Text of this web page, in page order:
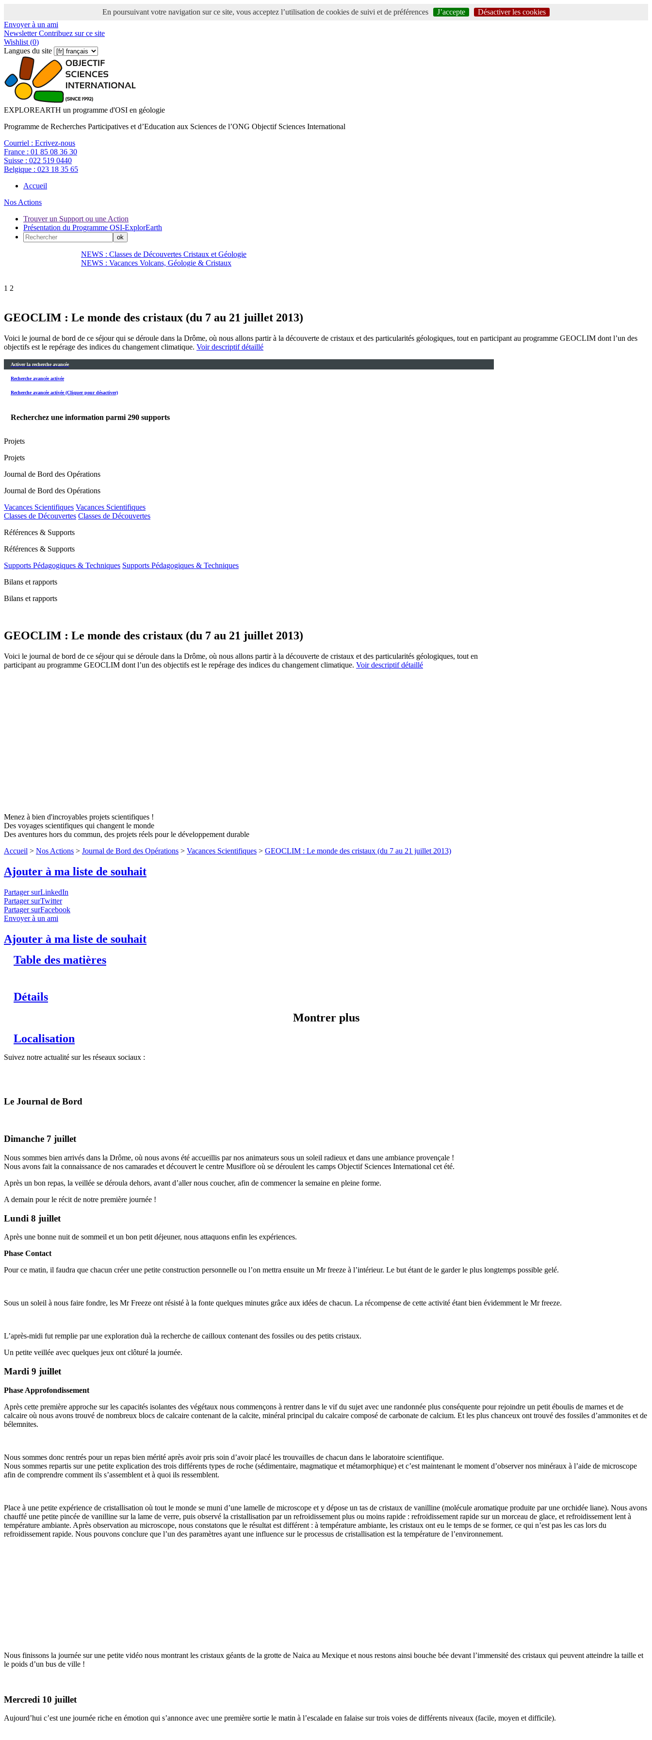
En poursuivant votre navigation sur ce site, vous acceptez l’utilisation de cookies de suivi et de préférences J’accepte
Désactiver les cookies
Envoyer à un ami
NewsletterContribuez sur ce site
Wishlist (0)
Langues du site
EXPLOREARTH un programme d'OSI en géologie
Programme de Recherches Participatives et d’Education aux Sciences de l’ONG Objectif Sciences International
Courriel : Ecrivez-nous
France : 01 85 08 36 30
Suisse : 022 519 0440
Belgique : 023 18 35 65
Accueil
Nos Actions
Trouver un Support ou une Action
Présentation du Programme OSI-ExplorEarth
NEWS : Classes de Découvertes Cristaux et Géologie
NEWS : Vacances Volcans, Géologie & Cristaux
1 2
GEOCLIM : Le monde des cristaux (du 7 au 21 juillet 2013)
Voici le journal de bord de ce séjour qui se déroule dans la Drôme, où nous allons partir à la découverte de cristaux et des particularités géologiques, tout en participant au programme GEOCLIM dont l’un des
objectifs est le repérage des indices du changement climatique. Voir descriptif détaillé
Activer la recherche avancée
Recherche avancée activée
Recherche avancée activée (Cliquer pour désactiver)
Recherchez une information parmi 290 supports
Projets
Projets
Journal de Bord des Opérations
Journal de Bord des Opérations
Vacances Scientifiques Vacances Scientifiques
Classes de Découvertes Classes de Découvertes
Références & Supports
Références & Supports
Supports Pédagogiques & Techniques Supports Pédagogiques & Techniques
Bilans et rapports
Bilans et rapports
GEOCLIM : Le monde des cristaux (du 7 au 21 juillet 2013)
Voici le journal de bord de ce séjour qui se déroule dans la Drôme, où nous allons partir à la découverte de cristaux et des particularités géologiques, tout en
participant au programme GEOCLIM dont l’un des objectifs est le repérage des indices du changement climatique. Voir descriptif détaillé
Menez à bien d'incroyables projets scientifiques !
Des voyages scientifiques qui changent le monde
Des aventures hors du commun, des projets réels pour le développement durable
Accueil > Nos Actions > Journal de Bord des Opérations > Vacances Scientifiques > GEOCLIM : Le monde des cristaux (du 7 au 21 juillet 2013)
Ajouter à ma liste de souhait
Partager surLinkedIn
Partager surTwitter
Partager surFacebook
Envoyer à un ami
Ajouter à ma liste de souhait
Table des matières
Détails
Montrer plus
Localisation
Suivez notre actualité sur les réseaux sociaux :
Le Journal de Bord
Dimanche 7 juillet
Nous sommes bien arrivés dans la Drôme, où nous avons été accueillis par nos animateurs sous un soleil radieux et dans une ambiance provençale !
Nous avons fait la connaissance de nos camarades et découvert le centre Musiflore où se déroulent les camps Objectif Sciences International cet été.
Après un bon repas, la veillée se déroula dehors, avant d’aller nous coucher, afin de commencer la semaine en pleine forme.
A demain pour le récit de notre première journée !
Lundi 8 juillet
Après une bonne nuit de sommeil et un bon petit déjeuner, nous attaquons enfin les expériences.
Phase Contact
Pour ce matin, il faudra que chacun créer une petite construction personnelle ou l’on mettra ensuite un Mr freeze à l’intérieur. Le but étant de le garder le plus longtemps possible gelé.
Sous un soleil à nous faire fondre, les Mr Freeze ont résisté à la fonte quelques minutes grâce aux idées de chacun. La récompense de cette activité étant bien évidemment le Mr freeze.
L’après-midi fut remplie par une exploration duà la recherche de cailloux contenant des fossiles ou des petits cristaux.
Un petite veillée avec quelques jeux ont clôturé la journée.
Mardi 9 juillet
Phase Approfondissement
Après cette première approche sur les capacités isolantes des végétaux nous commençons à rentrer dans le vif du sujet avec une randonnée plus conséquente pour rejoindre un petit éboulis de marnes et de
calcaire où nous avons trouvé de nombreux blocs de calcaire contenant de la calcite, minéral principal du calcaire composé de carbonate de calcium. Et les plus chanceux ont trouvé des fossiles d’ammonites et de
bélemnites.
Nous sommes donc rentrés pour un repas bien mérité après avoir pris soin d’avoir placé les trouvailles de chacun dans le laboratoire scientifique.
Nous sommes repartis sur une petite explication des trois différents types de roche (sédimentaire, magmatique et métamorphique) et c’est maintenant le moment d’observer nos minéraux à l’aide de microscope
afin de comprendre comment ils s’assemblent et à quoi ils ressemblent.
Place à une petite expérience de cristallisation où tout le monde se muni d’une lamelle de microscope et y dépose un tas de cristaux de vanilline (molécule aromatique produite par une orchidée liane). Nous avons
chauffé une petite pincée de vanilline sur la lame de verre, puis observé la cristallisation par un refroidissement plus ou moins rapide : refroidissement rapide sur un morceau de glace, et refroidissement lent à
température ambiante. Après observation au microscope, nous constatons que le résultat est différent : à température ambiante, les cristaux ont eu le temps de se former, ce qui n’est pas les cas lors du
refroidissement rapide. Nous pouvons conclure que l’un des paramètres ayant une influence sur le processus de cristallisation est la température de l’environnement.
Nous finissons la journée sur une petite vidéo nous montrant les cristaux géants de la grotte de Naica au Mexique et nous restons ainsi bouche bée devant l’immensité des cristaux qui peuvent atteindre la taille et
le poids d’un bus de ville !
Mercredi 10 juillet
Aujourd’hui c’est une journée riche en émotion qui s’annonce avec une première sortie le matin à l’escalade en falaise sur trois voies de différents niveaux (facile, moyen et difficile).